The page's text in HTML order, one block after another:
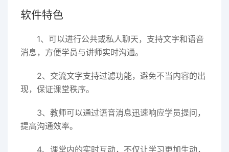
软件特色
1、可以进行公共或私人聊天，支持文字和语音
消息，方便学员与讲师实时沟通。
2、交流文字支持过滤功能，避免不当内容的出
现，保证课堂秩序。
3、教师可以通过语音消息迅速响应学员提问，
提高沟通效率。
4、课堂内的实时互动，不仅让学习更加生动，